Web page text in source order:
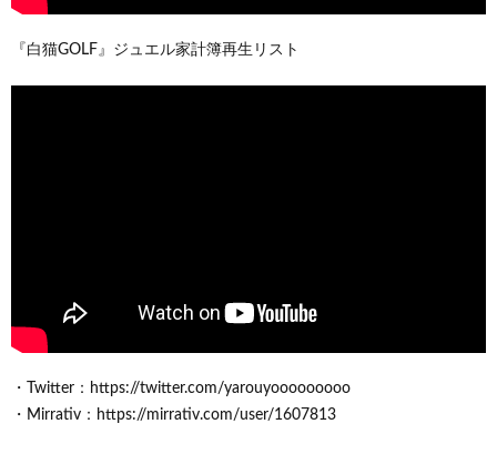
『白猫GOLF』ジュエル家計簿再生リスト
・Twitter：https://twitter.com/yarouyooooooooo
・Mirrativ：https://mirrativ.com/user/1607813